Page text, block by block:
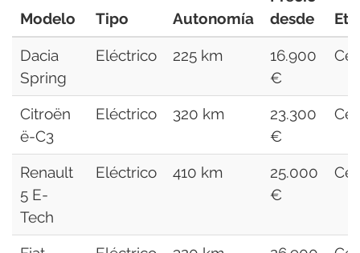
Modelo Tipo Autonomía
desde
Dacia
Spring
Eléctrico 225 km
16.900
€
Citroën
ë-C3
Eléctrico 320 km
23.300
€
Renault
5 E-
Tech
Eléctrico 410 km
25.000
€